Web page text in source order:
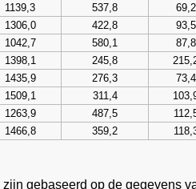
1139,3 537,8 69,2
1306,0 422,8 93,5
1042,7 580,1 87,8
1398,1 245,8
1435,9 276,3 73,4
1509,1 311,4
1263,9 487,5
1466,8 359,2
gebaseerd op de gegevens